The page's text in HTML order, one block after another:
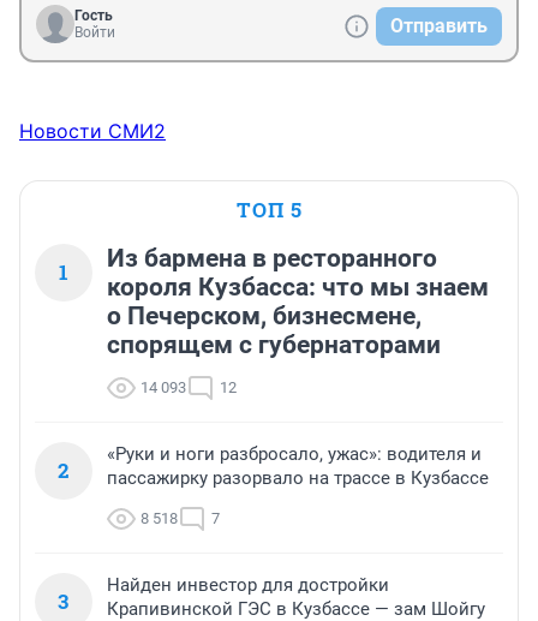
Гость
Войти
Отправить
Новости СМИ2
ТОП 5
1
Из бармена в ресторанного
короля Кузбасса: что мы знаем
о Печерском, бизнесмене,
спорящем с губернаторами
14 093 12
2
«Руки и ноги разбросало, ужас»: водителя и
пассажирку разорвало на трассе в Кузбассе
8 518 7
3
Найден инвестор для достройки
Крапивинской ГЭС в Кузбассе — зам Шойгу